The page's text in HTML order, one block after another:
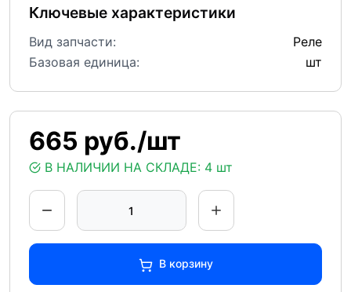
665 руб./шт
В НАЛИЧИИ НА СКЛАДЕ: 4 шт
В корзину
Ключевые характеристики
Вид запчасти:
Реле
Базовая единица:
шт